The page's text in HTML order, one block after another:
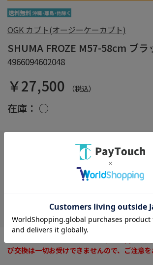
OGK カブト(オージーケーカブト)
SHUMA FROZE M57-58cm ブラ
4966094602048
￥27,500 （税込）
在庫： ○
※商品の箱をエアクッションで保護し損傷を防ぎます。
び交換は一切お受けできませんので、ご注意を